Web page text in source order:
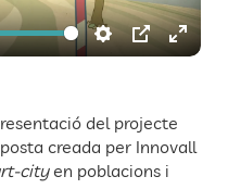
S
t
t
i
P
P
E
e
del projecte
creada per Innovall
cityen poblacions i